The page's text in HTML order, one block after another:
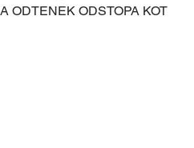
ODTENEK ODSTOPA KOT